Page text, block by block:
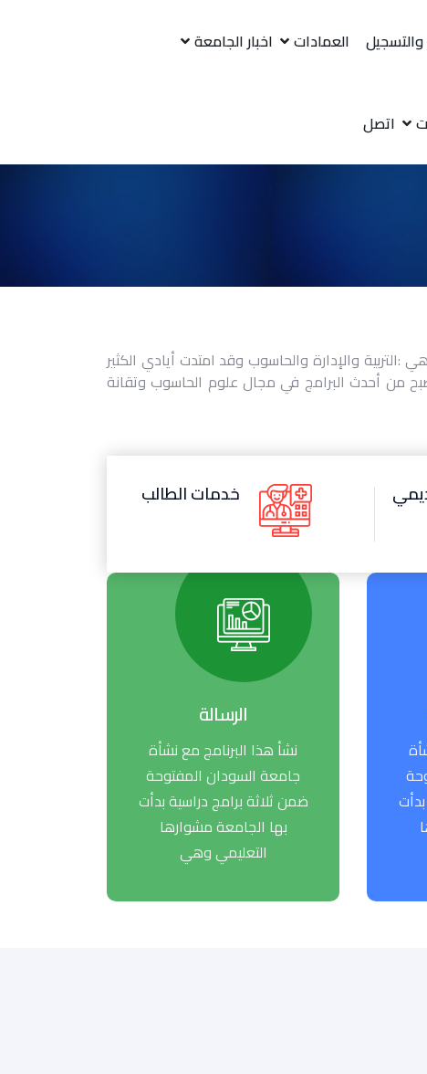
والتسجيل العمادات اخبار الجامعة
اتصل
والإدارة والحاسوب وقد امتدت أيادي الكثير
أصبح من أحدث البرامج في مجال علوم الحاسوب وتقانة
خدمات الطالب
الرسالة
نشأ هذا البرنامج مع نشأة
جامعة السودان المفتوحة
ضمن ثلاثة برامج دراسية بدأت
بها الجامعة مشوارها
التعليمي وهي